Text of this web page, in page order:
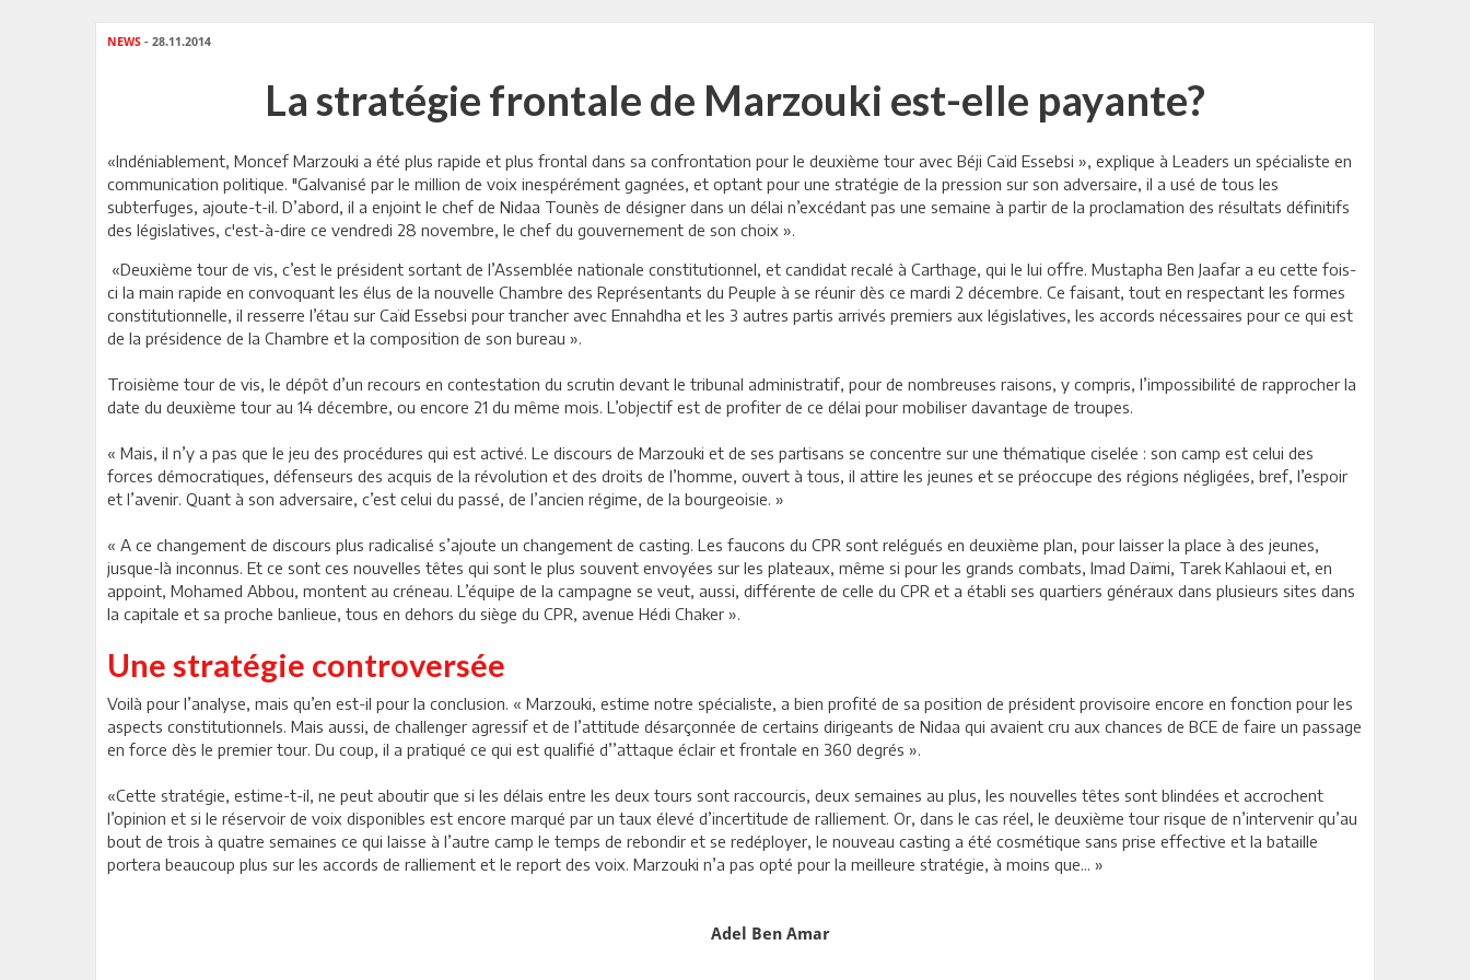
NEWS - 28.11.2014
La stratégie frontale de Marzouki est-elle payante?
«Indéniablement, Moncef Marzouki a été plus rapide et plus frontal dans sa confrontation pour le deuxième tour avec Béji Caïd Essebsi », explique à Leaders un spécialiste en
communication politique. "Galvanisé par le million de voix inespérément gagnées, et optant pour une stratégie de la pression sur son adversaire, il a usé de tous les
subterfuges, ajoute-t-il. D’abord, il a enjoint le chef de Nidaa Tounès de désigner dans un délai n’excédant pas une semaine à partir de la proclamation des résultats définitifs
des législatives, c'est-à-dire ce vendredi 28 novembre, le chef du gouvernement de son choix ».
«Deuxième tour de vis, c’est le président sortant de l’Assemblée nationale constitutionnel, et candidat recalé à Carthage, qui le lui offre. Mustapha Ben Jaafar a eu cette fois-
ci la main rapide en convoquant les élus de la nouvelle Chambre des Représentants du Peuple à se réunir dès ce mardi 2 décembre. Ce faisant, tout en respectant les formes
constitutionnelle, il resserre l’étau sur Caïd Essebsi pour trancher avec Ennahdha et les 3 autres partis arrivés premiers aux législatives, les accords nécessaires pour ce qui est
de la présidence de la Chambre et la composition de son bureau ».
Troisième tour de vis, le dépôt d’un recours en contestation du scrutin devant le tribunal administratif, pour de nombreuses raisons, y compris, l’impossibilité de rapprocher la
date du deuxième tour au 14 décembre, ou encore 21 du même mois. L’objectif est de profiter de ce délai pour mobiliser davantage de troupes.
« Mais, il n’y a pas que le jeu des procédures qui est activé. Le discours de Marzouki et de ses partisans se concentre sur une thématique ciselée : son camp est celui des
forces démocratiques, défenseurs des acquis de la révolution et des droits de l’homme, ouvert à tous, il attire les jeunes et se préoccupe des régions négligées, bref, l’espoir
et l’avenir. Quant à son adversaire, c’est celui du passé, de l’ancien régime, de la bourgeoisie. »
« A ce changement de discours plus radicalisé s’ajoute un changement de casting. Les faucons du CPR sont relégués en deuxième plan, pour laisser la place à des jeunes,
jusque-là inconnus. Et ce sont ces nouvelles têtes qui sont le plus souvent envoyées sur les plateaux, même si pour les grands combats, Imad Daïmi, Tarek Kahlaoui et, en
appoint, Mohamed Abbou, montent au créneau. L’équipe de la campagne se veut, aussi, différente de celle du CPR et a établi ses quartiers généraux dans plusieurs sites dans
la capitale et sa proche banlieue, tous en dehors du siège du CPR, avenue Hédi Chaker ».
Une stratégie controversée
Voilà pour l’analyse, mais qu’en est-il pour la conclusion. « Marzouki, estime notre spécialiste, a bien profité de sa position de président provisoire encore en fonction pour les
aspects constitutionnels. Mais aussi, de challenger agressif et de l’attitude désarçonnée de certains dirigeants de Nidaa qui avaient cru aux chances de BCE de faire un passage
en force dès le premier tour. Du coup, il a pratiqué ce qui est qualifié d’’attaque éclair et frontale en 360 degrés ».
«Cette stratégie, estime-t-il, ne peut aboutir que si les délais entre les deux tours sont raccourcis, deux semaines au plus, les nouvelles têtes sont blindées et accrochent
l’opinion et si le réservoir de voix disponibles est encore marqué par un taux élevé d’incertitude de ralliement. Or, dans le cas réel, le deuxième tour risque de n’intervenir qu’au
bout de trois à quatre semaines ce qui laisse à l’autre camp le temps de rebondir et se redéployer, le nouveau casting a été cosmétique sans prise effective et la bataille
portera beaucoup plus sur les accords de ralliement et le report des voix. Marzouki n’a pas opté pour la meilleure stratégie, à moins que... »
Adel Ben Amar